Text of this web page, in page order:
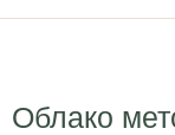
Облако